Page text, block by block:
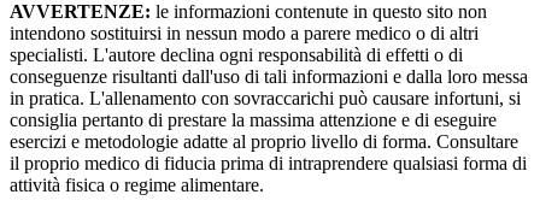
AVVERTENZE: le informazioni contenute in questo sito non
intendono sostituirsi in nessun modo a parere medico o di altri
specialisti. L'autore declina ogni responsabilità di effetti o di
conseguenze risultanti dall'uso di tali informazioni e dalla loro messa
in pratica. L'allenamento con sovraccarichi può causare infortuni, si
consiglia pertanto di prestare la massima attenzione e di eseguire
esercizi e metodologie adatte al proprio livello di forma. Consultare
il proprio medico di fiducia prima di intraprendere qualsiasi forma di
attività fisica o regime alimentare.